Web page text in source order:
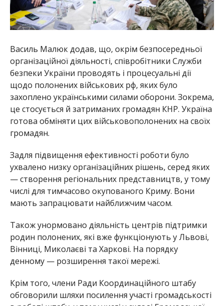
Василь Малюк додав, що, окрім безпосередньої
організаційної діяльності, співробітники Служби
безпеки України проводять і процесуальні дії
щодо полонених військових рф, яких було
захоплено українськими силами оборони. Зокрема,
це стосується й затриманих громадян КНР. Україна
готова обміняти цих військовополонених на своїх
громадян.
Задля підвищення ефективності роботи було
ухвалено низку організаційних рішень, серед яких
— створення регіональних представництв, у тому
числі для тимчасово окупованого Криму. Вони
мають запрацювати найближчим часом.
Також унормовано діяльність центрів підтримки
родин полонених, які вже функціонують у Львові,
Вінниці, Миколаєві та Харкові. На порядку
денному — розширення такої мережі.
Крім того, члени Ради Координаційного штабу
обговорили шляхи посилення участі громадськості